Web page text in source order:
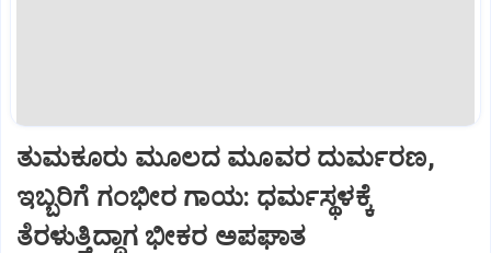
ತುಮಕೂರು ಮೂಲದ ಮೂವರ ದುರ್ಮರಣ,
ಇಬ್ಬರಿಗೆ ಗಂಭೀರ ಗಾಯ: ಧರ್ಮಸ್ಥಳಕ್ಕೆ
ತೆರಳುತ್ತಿದ್ದಾಗ ಭೀಕರ ಅಪಘಾತ